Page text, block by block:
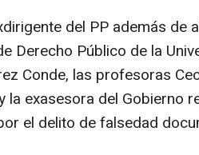
del PP además de
Derecho Público de la
Conde, las profesoras
exasesora del Gobierno
el delito de falsedad